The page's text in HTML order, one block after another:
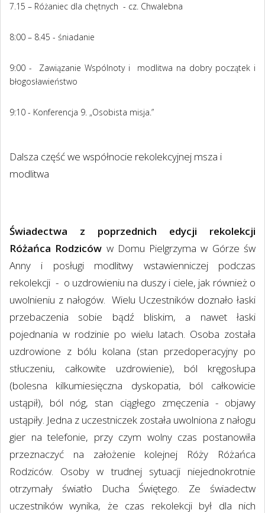
7.15 – Różaniec dla chętnych - cz. Chwalebna
8:00 – 8.45 - śniadanie
9:00 - Zawiązanie Wspólnoty i modlitwa na dobry początek i
błogosławieństwo
9:10 - Konferencja 9. „Osobista misja.”
Dalsza część we współnocie rekolekcyjnej msza i
modlitwa
Świadectwa z poprzednich edycji rekolekcji
Różańca Rodziców w Domu Pielgrzyma w Górze św
Anny i posługi modlitwy wstawienniczej podczas
rekolekcji - o uzdrowieniu na duszy i ciele, jak również o
uwolnieniu z nałogów. Wielu Uczestników doznało łaski
przebaczenia sobie bądź bliskim, a nawet łaski
pojednania w rodzinie po wielu latach. Osoba została
uzdrowione z bólu kolana (stan przedoperacyjny po
stłuczeniu, całkowite uzdrowienie), ból kręgosłupa
(bolesna kilkumiesięczna dyskopatia, ból całkowicie
ustąpił), ból nóg, stan ciągłego zmęczenia - objawy
ustąpiły. Jedna z uczestniczek została uwolniona z nałogu
gier na telefonie, przy czym wolny czas postanowiła
przeznaczyć na założenie kolejnej Róży Różańca
Rodziców. Osoby w trudnej sytuacji niejednokrotnie
otrzymały światło Ducha Świętego. Ze świadectw
uczestników wynika, że czas rekolekcji był dla nich